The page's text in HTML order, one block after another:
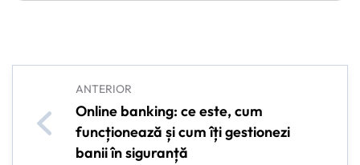
ANTERIOR
Online banking: ce este, cum
funcționează și cum îți gestionezi
banii în siguranță